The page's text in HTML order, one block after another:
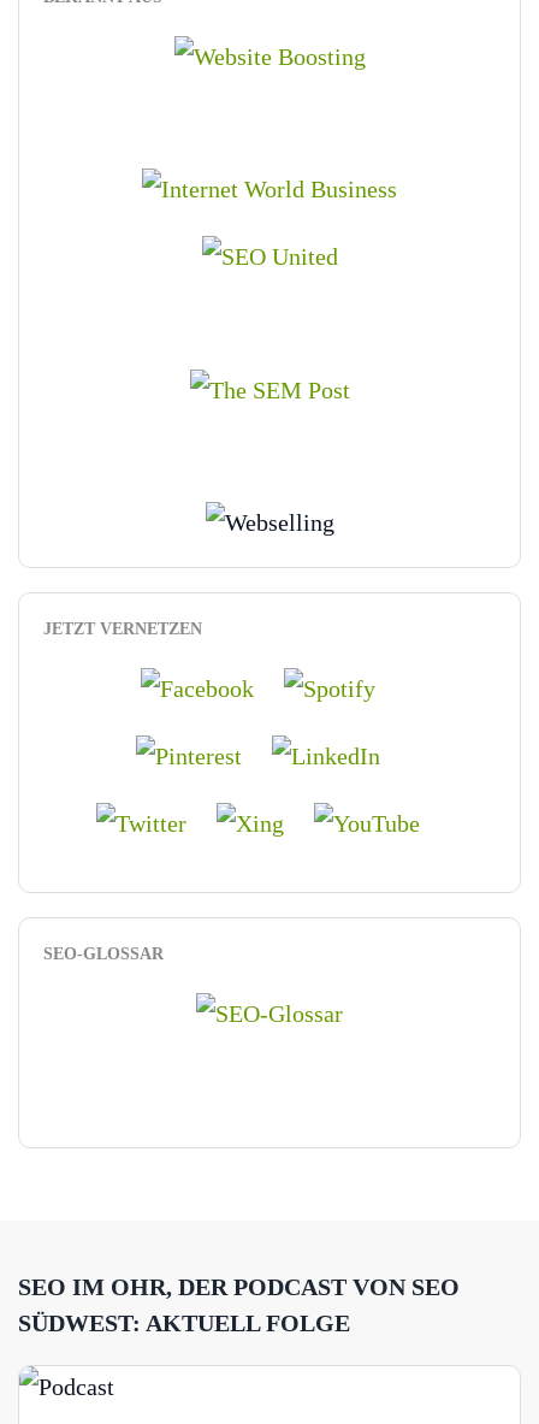
JETZT VERNETZEN
SEO-GLOSSAR
SEO IM OHR, DER PODCAST VON SEO
SÜDWEST: AKTUELL FOLGE